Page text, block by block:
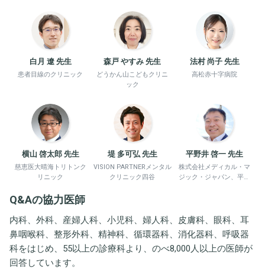
白月 遼 先生
患者目線のクリニック
森戸 やすみ 先生
どうかん山こどもクリニ
ック
法村 尚子 先生
高松赤十字病院
横山 啓太郎 先生
慈恵医大晴海トリトンク
リニック
堤 多可弘 先生
VISION PARTNERメンタル
クリニック四谷
平野井 啓一 先生
株式会社メディカル・マ
ジック・ジャパン、平野
Q&Aの協力医師
内科、外科、産婦人科、小児科、婦人科、皮膚科、眼科、耳
鼻咽喉科、整形外科、精神科、循環器科、消化器科、呼吸器
科をはじめ、55以上の診療科より、のべ8,000人以上の医師が
回答しています。